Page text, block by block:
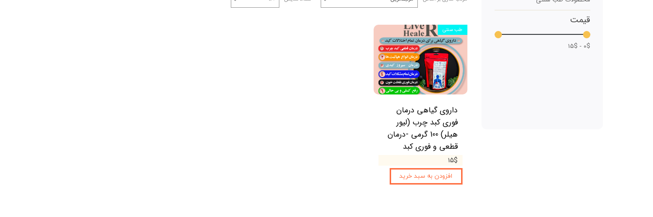
اساسنامه مرکز
بخش طب سوجوک
بخش ماساژ
بخش اعمال یداوی
آموزش طب هومیوپاتی آلمان
آموزش طب سوجوک کوریا
آموزش سایر روش های طب مکمل
داروی گیاهی درمان
فوری کبد چرب (لیور
هیلر) 100 گرمی -درمان
قطعی و فوری کبد
۱۵$
افزودن به سبد خرید
طب سنتی
قیمت
۰$ - ۱۵$